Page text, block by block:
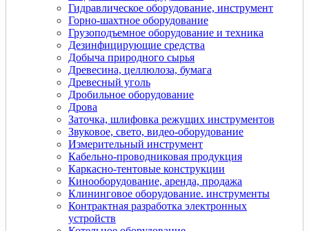
Гидравлическое оборудование, инструмент
Горно-шахтное оборудование
Грузоподъемное оборудование и техника
Дезинфицирующие средства
Добыча природного сырья
Древесина, целлюлоза, бумага
Древесный уголь
Дробильное оборудование
Дрова
Заточка, шлифовка режущих инструментов
Звуковое, свето, видео-оборудование
Измерительный инструмент
Кабельно-проводниковая продукция
Каркасно-тентовые конструкции
Кинооборудование, аренда, продажа
Клининговое оборудование. инструменты
Контрактная разработка электронных
устройств